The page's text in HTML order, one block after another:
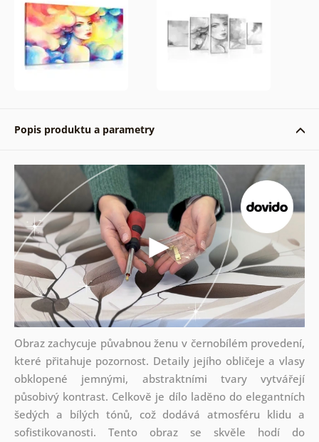
Popis produktu a parametry
Obraz zachycuje půvabnou ženu v černobílém provedení,
které přitahuje pozornost. Detaily jejího obličeje a vlasy
obklopené jemnými, abstraktními tvary vytvářejí
působivý kontrast. Celkově je dílo laděno do elegantních
šedých a bílých tónů, což dodává atmosféru klidu a
sofistikovanosti. Tento obraz se skvěle hodí do